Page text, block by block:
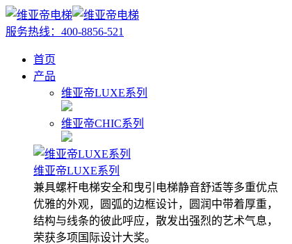
服务热线： 400-8856-521
首页
产品
维亚帝LUXE系列
维亚帝CHIC系列
维亚帝LUXE系列
兼具螺杆电梯安全和曳引电梯静音舒适等多重优点
优雅的外观，圆弧的边框设计，圆润中带着厚重，
结构与线条的彼此呼应，散发出强烈的艺术气息，
荣获多项国际设计大奖。